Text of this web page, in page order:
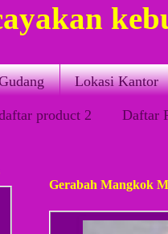
Lokasi Kantor
product 2 Daftar
Gerabah Mangkok